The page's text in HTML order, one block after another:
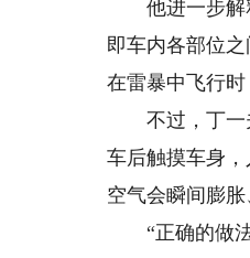
他进一步解释
即车内各部位
在雷暴中飞行时
不过，丁一夫
车后触摸车身
空气会瞬间膨
“正确的做法